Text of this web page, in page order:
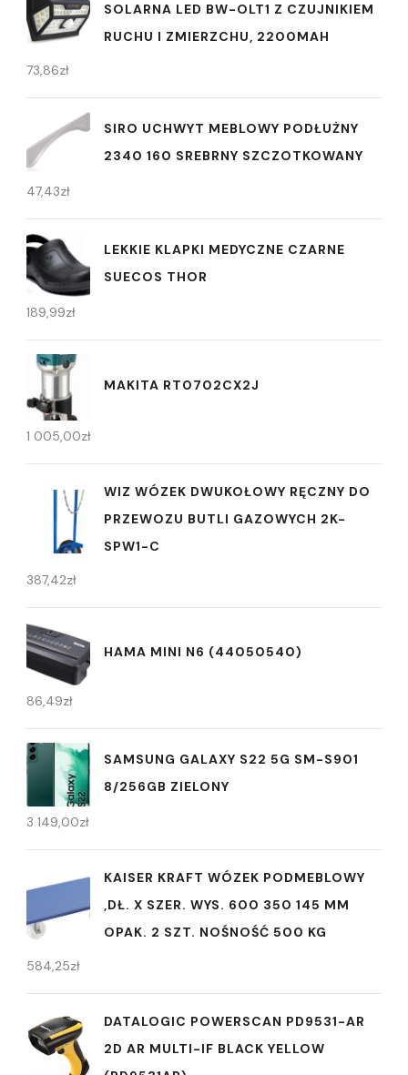
SOLARNA LED BW-OLT1 Z CZUJNIKIEM
RUCHU I ZMIERZCHU, 2200MAH
73,86zł
SIRO UCHWYT MEBLOWY PODŁUŻNY
2340 160 SREBRNY SZCZOTKOWANY
47,43zł
LEKKIE KLAPKI MEDYCZNE CZARNE
SUECOS THOR
189,99zł
MAKITA RT0702CX2J
1 005,00zł
WIZ WÓZEK DWUKOŁOWY RĘCZNY DO
PRZEWOZU BUTLI GAZOWYCH 2K-
SPW1-C
387,42zł
HAMA MINI N6 (44050540)
86,49zł
SAMSUNG GALAXY S22 5G SM-S901
8/256GB ZIELONY
3 149,00zł
KAISER KRAFT WÓZEK PODMEBLOWY
,DŁ. X SZER. WYS. 600 350 145 MM
OPAK. 2 SZT. NOŚNOŚĆ 500 KG
584,25zł
DATALOGIC POWERSCAN PD9531-AR
2D AR MULTI-IF BLACK YELLOW